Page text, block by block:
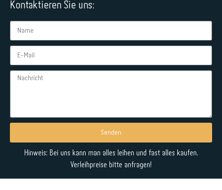
Kontaktieren Sie uns:
Senden
Alternative:
Hinweis: Bei uns kann man alles leihen und fast alles kaufen.
Verleihpreise bitte anfragen!